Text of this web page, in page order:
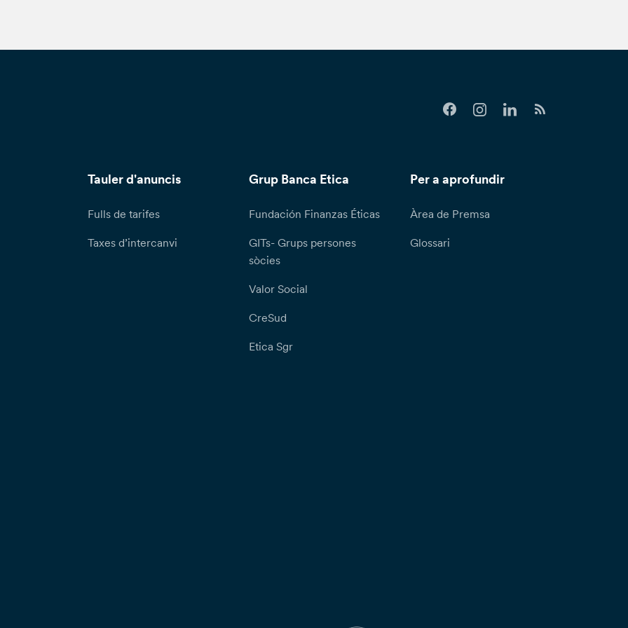
Tauler d'anuncis
Fulls de tarifes
Taxes d’intercanvi
Grup Banca Etica
Fundación Finanzas Éticas
GITs- Grups persones
sòcies
Valor Social
CreSud
Etica Sgr
Per a aprofundir
Àrea de Premsa
Glossari